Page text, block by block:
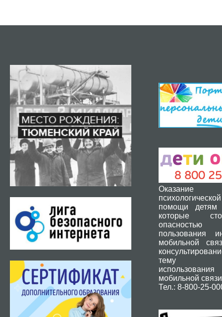
Оказание
помощи детям
которые
пользования
мобильной
тему
мобильной
Тел.: 8-800-25-